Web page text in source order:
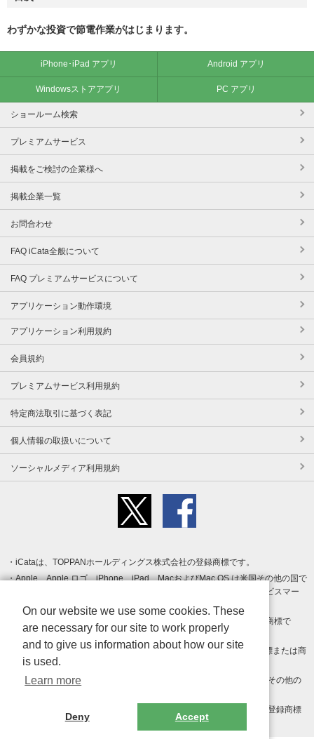
わずかな投資で節電作業がはじまります。
iPhone･iPad アプリ Android アプリ
Windowsストアアプリ PC アプリ
ショールーム検索
プレミアムサービス
掲載をご検討の企業様へ
掲載企業一覧
お問合わせ
FAQ iCata全般について
FAQ プレミアムサービスについて
アプリケーション動作環境
アプリケーション利用規約
会員規約
プレミアムサービス利用規約
特定商法取引に基づく表記
個人情報の取扱いについて
ソーシャルメディア利用規約
iCataは、TOPPANホールディングス株式会社の登録商標です。
Apple、Apple ロゴ、iPhone、iPad、MacおよびMac OS は米国その他の国で
登録された Apple Inc. の商標です。App Store は Apple Inc. のサービスマー
クです。
Android、Google Play および Google Play ロゴ は Google LLC の商標で
す。
Windows は Microsoft Inc.の米国およびその他の国における登録商標または商
標です。
Adobe、Adobe Reader、Adobe PDF は、Adobe Inc.の米国およびその他の
その他、記載されている会社名、商品名、ロゴは各社の商標または登録商標
On our website we use some cookies. These
are necessary for our site to work properly
and to give us information about how our site
is used.
Learn more
Deny Accept